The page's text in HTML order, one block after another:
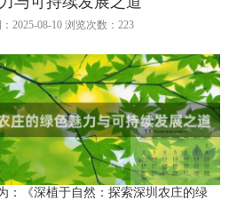
2025-08-10 浏览次数： 223
：《深植于自然：探索深圳农庄的绿